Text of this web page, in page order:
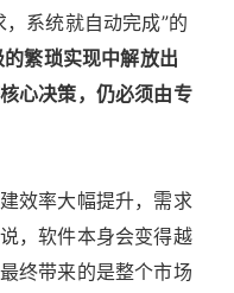
系统就自动完成”的
繁琐实现中解放出
心决策，仍必须由专
效率大幅提升，需求
，软件本身会变得越
终带来的是整个市场